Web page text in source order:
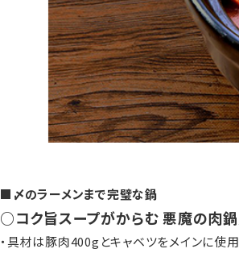
■〆のラーメンまで完璧な鍋
○コク旨スープがからむ 悪魔の肉
・具材は豚肉400gとキャベツをメインに使